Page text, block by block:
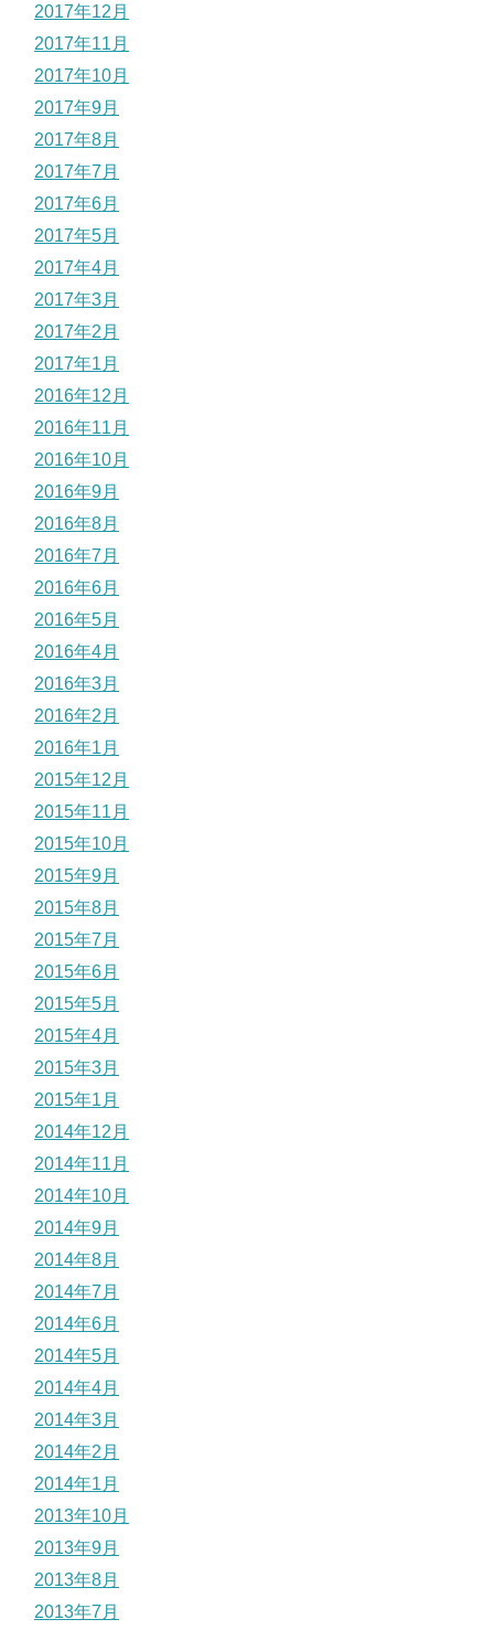
2017年12月
2017年11月
2017年10月
2017年9月
2017年8月
2017年7月
2017年6月
2017年5月
2017年4月
2017年3月
2017年2月
2017年1月
2016年12月
2016年11月
2016年10月
2016年9月
2016年8月
2016年7月
2016年6月
2016年5月
2016年4月
2016年3月
2016年2月
2016年1月
2015年12月
2015年11月
2015年10月
2015年9月
2015年8月
2015年7月
2015年6月
2015年5月
2015年4月
2015年3月
2015年1月
2014年12月
2014年11月
2014年10月
2014年9月
2014年8月
2014年7月
2014年6月
2014年5月
2014年4月
2014年3月
2014年2月
2014年1月
2013年10月
2013年9月
2013年8月
2013年7月